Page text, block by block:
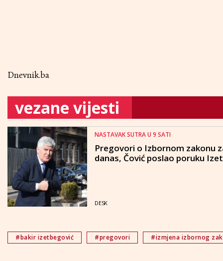
Dnevnik.ba
vezane vijesti
NASTAVAK SUTRA U 9 SATI
Pregovori o Izbornom zakonu
danas, Čović poslao poruku
DESK
#bakir izetbegović #pregovori #izmjena izbornog